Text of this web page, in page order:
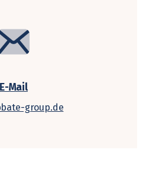
E-Mail
group.de